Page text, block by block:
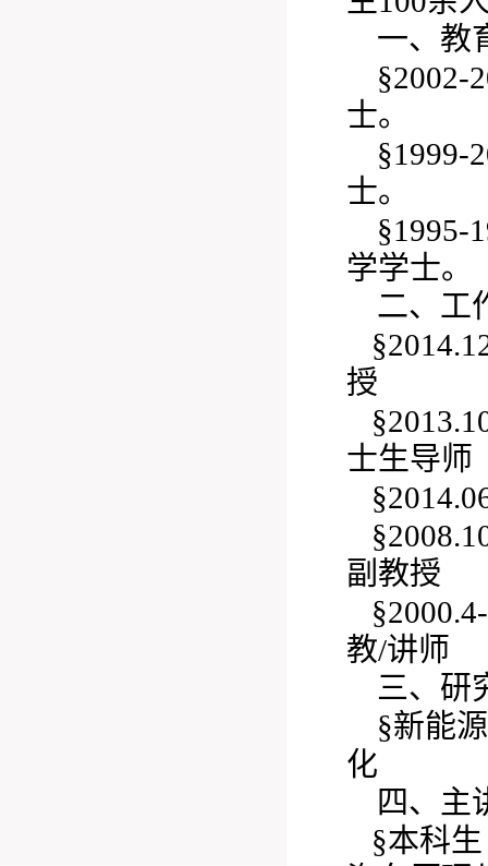
一、教
§2002-
士。
§1999-
士。
§1995-
学学士。
二、工
授
士生导师
副教授
教/讲师
三、研
§新能
化
四、主
§本科